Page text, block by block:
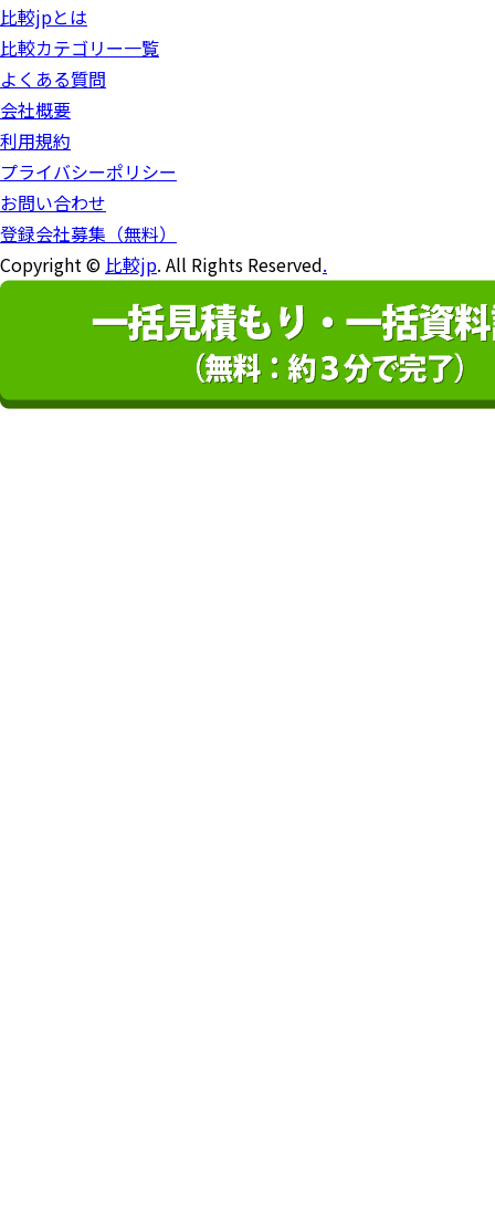
比較jpとは
比較カテゴリー一覧
よくある質問
会社概要
利用規約
プライバシーポリシー
お問い合わせ
登録会社募集（無料）
Copyright ©比較jp. All Rights Reserved.